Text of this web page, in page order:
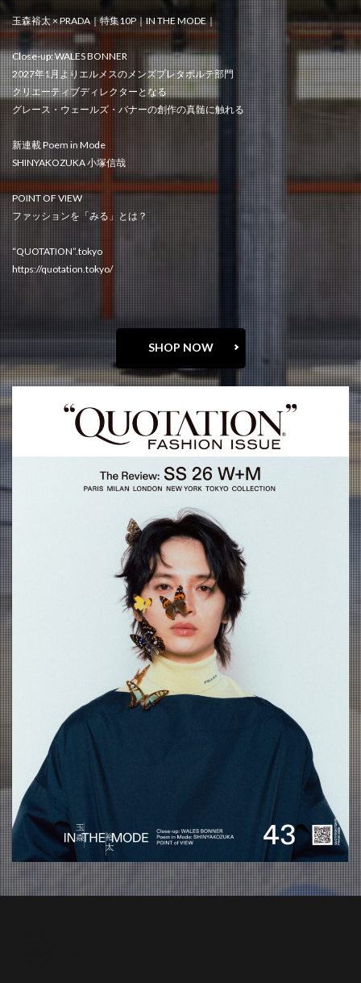
玉森裕太 × PRADA｜特集10P｜IN THE MODE｜
Close-up: WALES BONNER
2027年1月よりエルメスのメンズプレタポルテ部門
クリエーティブディレクターとなる
グレース・ウェールズ・バナーの創作の真髄に触れる
新連載 Poem in Mode
SHINYAKOZUKA 小塚信哉
POINT OF VIEW
ファッションを「みる」とは？
“QUOTATION”.tokyo
https://quotation.tokyo/
SHOP NOW